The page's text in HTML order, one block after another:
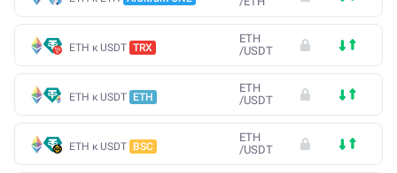
ETH к USDT TRX
ETH
/USDT
ETH к USDT ETH
ETH
/USDT
ETH к USDT BSC
ETH
/USDT